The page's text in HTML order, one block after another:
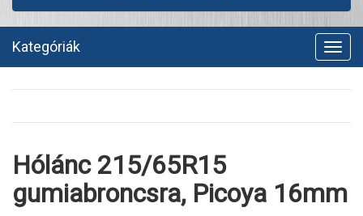
Kategóriák
Hólánc 215/65R15
gumiabroncsra, Picoya 16mm